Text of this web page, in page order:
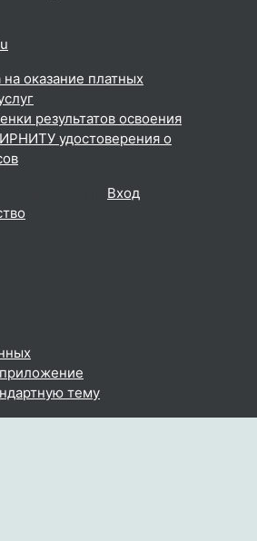
оказание платных
результатов освоения
удостоверения о
Вход
тему